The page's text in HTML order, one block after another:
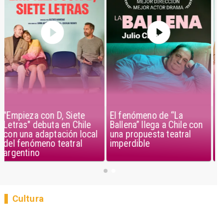
El fenómeno de “La
Ballena” llega a Chile con
una propuesta teatral
imperdible
"Empieza con D, Siete
Letras" debuta en Chile
con una adaptación local
del fenómeno teatral
argentino
Cultura